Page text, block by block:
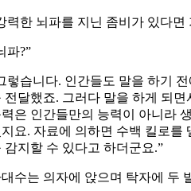
력한 뇌파를 지닌 좀비가 있다면
파?”
렇습니다. 인간들도 말을 하기
전달했죠. 그러다 말을 하게 되
은 인간들만의 능력이 아니라
요. 자료에 의하면 수백 킬로를
감지할 수 있다고 하더군요.”
수는 의자에 앉으며 탁자에 두